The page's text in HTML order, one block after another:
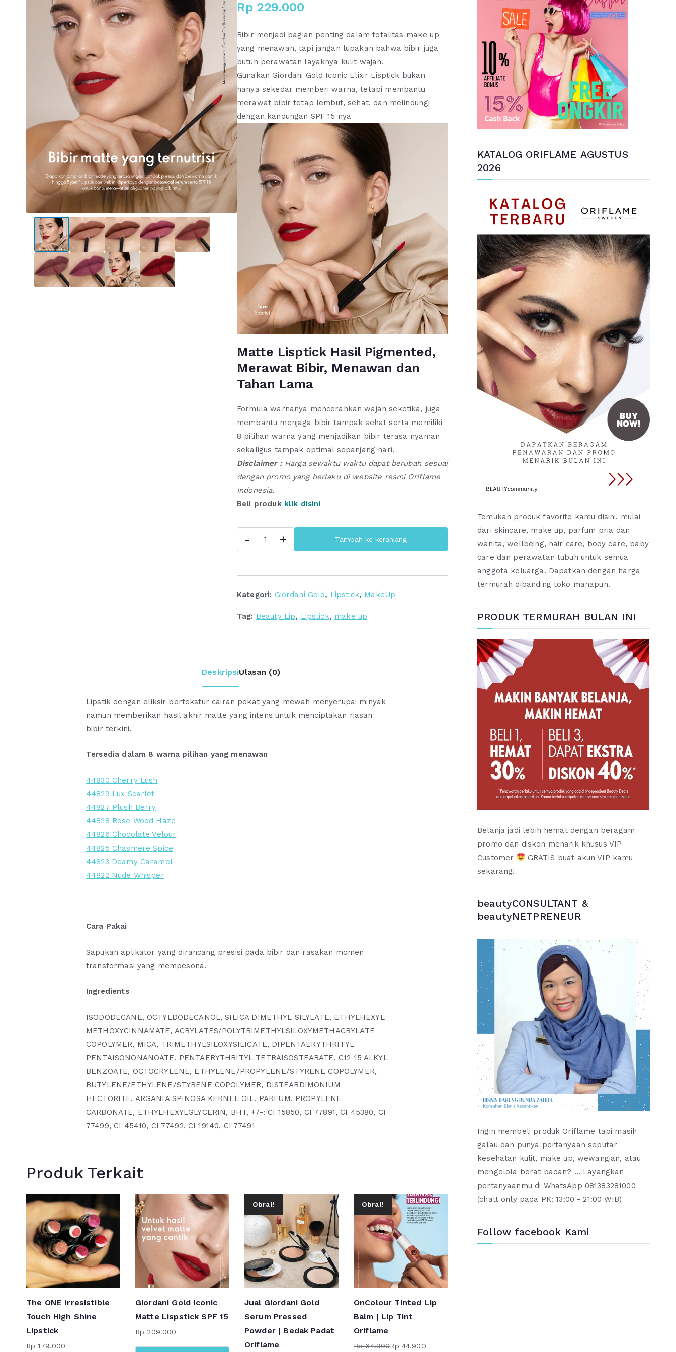
Rp 229.000
Bibir menjadi bagian penting dalam totalitas make up
yang menawan, tapi jangan lupakan bahwa bibir juga
butuh perawatan layaknya kulit wajah.
Gunakan Giordani Gold Iconic Elixir Lisptick bukan
hanya sekedar memberi warna, tetapi membantu
merawat bibir tetap lembut, sehat, dan melindungi
dengan kandungan SPF 15 nya
Matte Lisptick Hasil Pigmented,
Merawat Bibir, Menawan dan
Tahan Lama
Formula warnanya mencerahkan wajah seketika, juga
membantu menjaga bibir tampak sehat serta memiliki
8 pilihan warna yang menjadikan bibir terasa nyaman
sekaligus tampak optimal sepanjang hari.
Disclaimer :Harga sewaktu waktu dapat berubah sesuai
dengan promo yang berlaku di website resmi Oriflame
Indonesia.
Beli produkklik disini
-
Iconic
SPF
Make
+ Tambah ke keranjang
Kategori: Giordani Gold, Lipstick, MakeUp
Tag: Beauty Lip, Lipstick, make up
DeskripsiUlasan (0)
Lipstik dengan eliksir bertekstur cairan pekat yang mewah menyerupai minyak
namun memberikan hasil akhir matte yang intens untuk menciptakan riasan
bibir terkini.
Tersedia dalam 8 warna pilihan yang menawan
44830 Cherry Lush
44829 Lux Scarlet
44827 Plush Berry
44828 Rose Wood Haze
44826 Chocolate Velour
44825 Chasmere Spice
44823 Deamy Caramel
44822 Nude Whisper
Cara Pakai
Sapukan aplikator yang dirancang presisi pada bibir dan rasakan momen
transformasi yang mempesona.
Ingredients
ISODODECANE, OCTYLDODECANOL, SILICA DIMETHYL SILYLATE, ETHYLHEXYL
METHOXYCINNAMATE, ACRYLATES/POLYTRIMETHYLSILOXYMETHACRYLATE
COPOLYMER, MICA, TRIMETHYLSILOXYSILICATE, DIPENTAERYTHRITYL
PENTAISONONANOATE, PENTAERYTHRITYL TETRAISOSTEARATE, C12-15 ALKYL
BENZOATE, OCTOCRYLENE, ETHYLENE/PROPYLENE/STYRENE COPOLYMER,
BUTYLENE/ETHYLENE/STYRENE COPOLYMER, DISTEARDIMONIUM
HECTORITE, ARGANIA SPINOSA KERNEL OIL, PARFUM, PROPYLENE
CARBONATE, ETHYLHEXYLGLYCERIN, BHT, +/-: CI 15850, CI 77891, CI 45380, CI
77499, CI 45410, CI 77492, CI 19140, CI 77491
Produk Terkait
The ONE Irresistible
Touch High Shine
Lipstick
Rp 179.000
Giordani Gold Iconic
Matte Lispstick SPF 15
Rp 209.000
Obral!
Jual Giordani Gold
Serum Pressed
Powder | Bedak Padat
Oriflame
Obral!
OnColour Tinted Lip
Balm | Lip Tint
Oriflame
Rp64.900Rp 44.900
KATALOG ORIFLAME AGUSTUS
2026
Temukan produk favorite kamu disini, mulai
dari skincare, make up, parfum pria dan
wanita, wellbeing, hair care, body care, baby
care dan perawatan tubuh untuk semua
anggota keluarga. Dapatkan dengan harga
termurah dibanding toko manapun.
PRODUK TERMURAH BULAN INI
Belanja jadi lebih hemat dengan beragam
promo dan diskon menarik khusus VIP
Customer
GRATIS buat akun VIP kamu
sekarang!
beautyCONSULTANT &
beautyNETPRENEUR
Ingin membeli produk Oriflame tapi masih
galau dan punya pertanyaan seputar
kesehatan kulit, make up, wewangian, atau
mengelola berat badan? ... Layangkan
pertanyaanmu di WhatsApp 081383281000
(chatt only pada PK: 13:00 - 21:00 WIB)
Follow facebook Kami